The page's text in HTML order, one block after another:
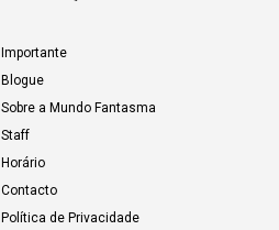
Importante
Blogue
Sobre a Mundo Fantasma
Staff
Horário
Contacto
Política de Privacidade